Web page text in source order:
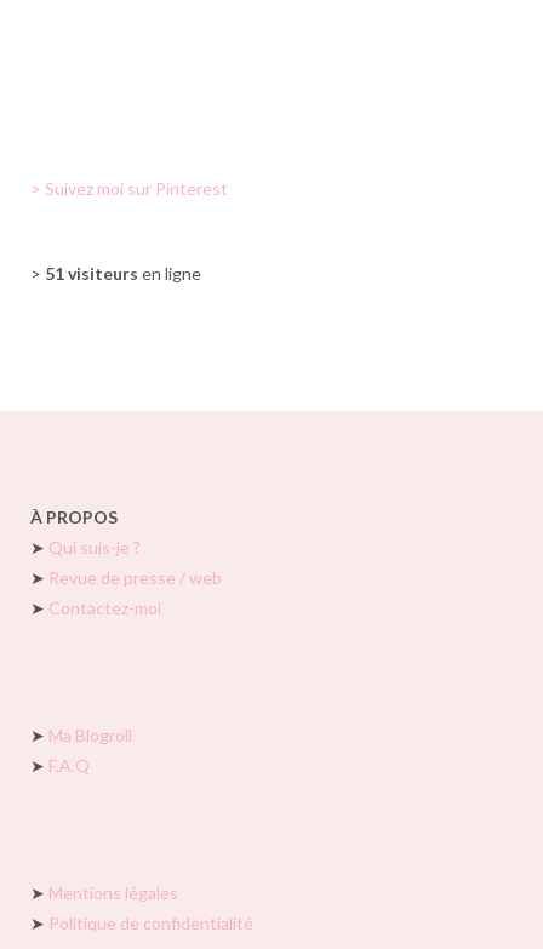
> Suivez moi sur Pinterest
> 51 visiteurs en ligne
À PROPOS
➤ Qui suis-je ?
➤ Revue de presse / web
➤ Contactez-moi
➤ Ma Blogroll
➤ F.A.Q
➤ Mentions légales
➤ Politique de confidentialité